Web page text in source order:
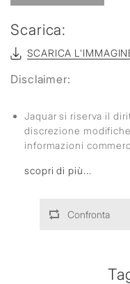
Scarica:
SCARICA
Disclaimer:
Jaquar si riserva il
discrezione
informazioni
scopri di più...
Confronta